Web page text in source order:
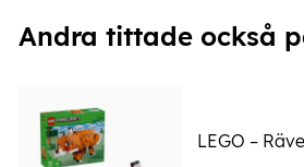
Andra tittade också
LEGO –